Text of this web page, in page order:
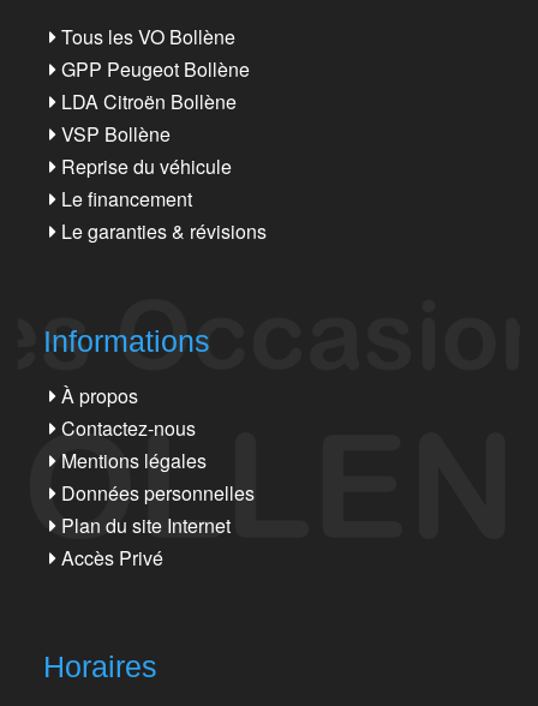
Tous les VO Bollène
GPP Peugeot Bollène
LDA Citroën Bollène
VSP Bollène
Reprise du véhicule
Le financement
Le garanties & révisions
Informations
À propos
Contactez-nous
Mentions légales
Données personnelles
Plan du site Internet
Accès Privé
Horaires